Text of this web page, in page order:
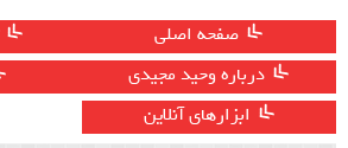
صفحه اصلی
درباره وحید مجیدی
ابزارهای آنلاین